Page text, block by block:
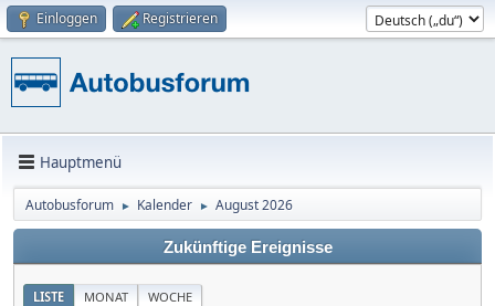
Einloggen Registrieren
Hauptmenü
Autobusforum ► Kalender ► August 2026
Zukünftige Ereignisse
LISTE MONAT WOCHE